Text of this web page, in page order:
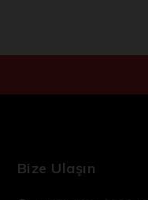
Bize Ulaşın